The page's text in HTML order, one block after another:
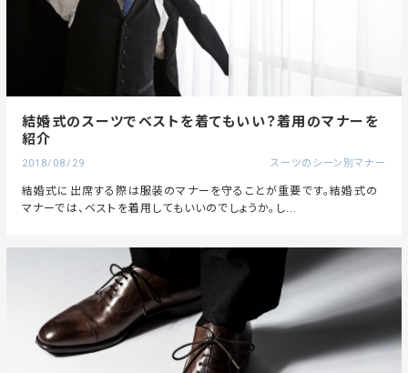
結婚式のスーツでベストを着てもいい？着用のマナーを
紹介
2018/08/29 スーツのシーン別マナー
結婚式に出席する際は服装のマナーを守ることが重要です。結婚式の
マナーでは、ベストを着用してもいいのでしょうか。し...